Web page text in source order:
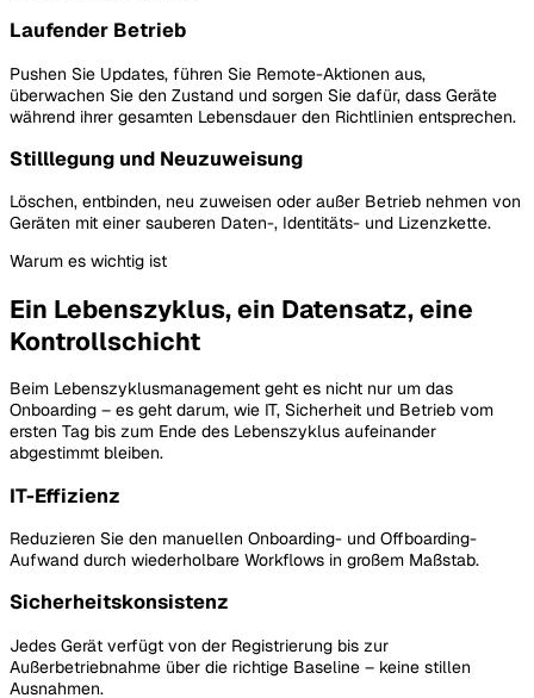
Laufender Betrieb
Pushen Sie Updates, führen Sie Remote-Aktionen aus,
überwachen Sie den Zustand und sorgen Sie dafür, dass Geräte
während ihrer gesamten Lebensdauer den Richtlinien entsprechen.
Stilllegung und Neuzuweisung
Löschen, entbinden, neu zuweisen oder außer Betrieb nehmen von
Geräten mit einer sauberen Daten-, Identitäts- und Lizenzkette.
Warum es wichtig ist
Ein Lebenszyklus, ein Datensatz, eine
Kontrollschicht
Beim Lebenszyklusmanagement geht es nicht nur um das
Onboarding – es geht darum, wie IT, Sicherheit und Betrieb vom
ersten Tag bis zum Ende des Lebenszyklus aufeinander
abgestimmt bleiben.
IT-Effizienz
Reduzieren Sie den manuellen Onboarding- und Offboarding-
Aufwand durch wiederholbare Workflows in großem Maßstab.
Sicherheitskonsistenz
Jedes Gerät verfügt von der Registrierung bis zur
Außerbetriebnahme über die richtige Baseline – keine stillen
Ausnahmen.